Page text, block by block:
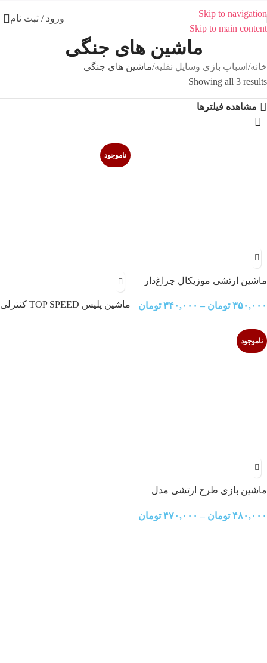
Skip to navigation
Skip to main content
ورود / ثبت نام
ماشین های جنگی
خانه اسباب بازی وسایل نقلیه ماشین های جنگی
Showing all 3 results
مشاهده فیلترها
ماشین ارتشی موزیکال چراغ‌دار
۳۵۰,۰۰۰ تومان – ۳۴۰,۰۰۰ تومان
ناموجود
ماشین پلیس TOP SPEED کنترلی
ناموجود
ماشین بازی طرح ارتشی مدل
۴۸۰,۰۰۰ تومان – ۴۷۰,۰۰۰ تومان